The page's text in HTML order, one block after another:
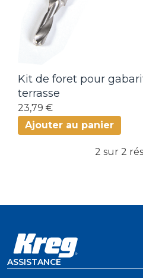
Kit de foret pour
terrasse
23,79 €
Ajouter au panier
2 sur 2
ASSISTANCE